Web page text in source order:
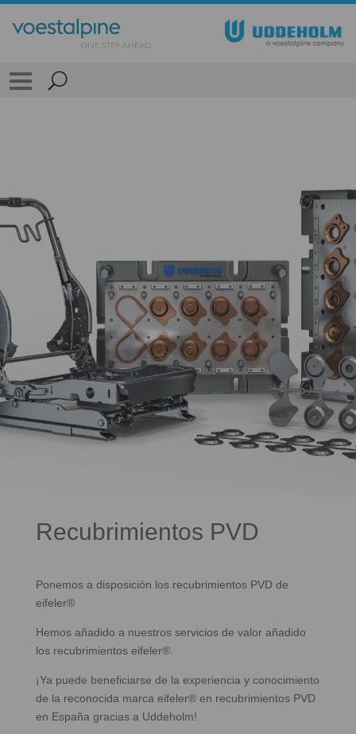
Recubrimientos PVD
Ponemos a disposición los recubrimientos PVD de
eifeler®
Hemos añadido a nuestros servicios de valor añadido
los recubrimientos eifeler®.
¡Ya puede beneficiarse de la experiencia y conocimiento
de la reconocida marca eifeler® en recubrimientos PVD
en España gracias a Uddeholm!